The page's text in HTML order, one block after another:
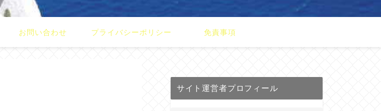
お問い合わせ プライバシーポリシー 免責事項
サイト運営者プロフィール